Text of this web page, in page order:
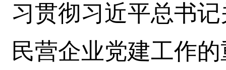
习贯彻习近平总书
民营企业党建工作